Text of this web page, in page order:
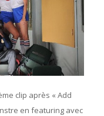
clip après « Add
en featuring avec